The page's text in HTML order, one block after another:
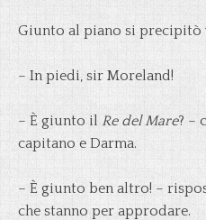
Giunto al piano si
– In piedi, sir Moreland!
– È giunto il Re del Mare? –
capitano e Darma.
– È giunto ben altro! –
che stanno per approdare.